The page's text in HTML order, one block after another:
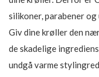
silikoner, parabener
Giv dine krøller den
de skadelige
undgå varme